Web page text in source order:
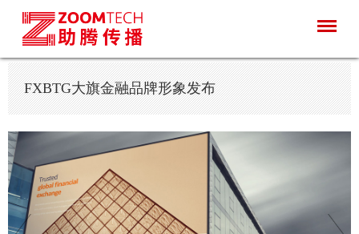
FXBTG大旗金融品牌形象发布